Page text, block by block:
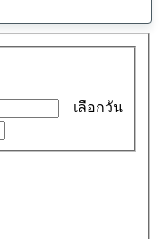
เลือกวัน